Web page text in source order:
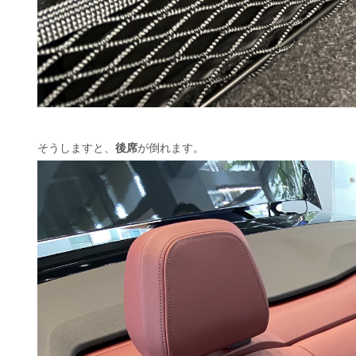
そうしますと、 後席が倒れます。